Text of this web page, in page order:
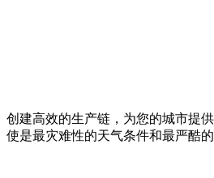
创建高效的生产链，为您的城市提
使是最灾难性的天气条件和最严酷